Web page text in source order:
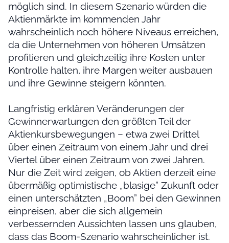
möglich sind. In diesem Szenario würden die
Aktienmärkte im kommenden Jahr
wahrscheinlich noch höhere Niveaus erreichen,
da die Unternehmen von höheren Umsätzen
profitieren und gleichzeitig ihre Kosten unter
Kontrolle halten, ihre Margen weiter ausbauen
und ihre Gewinne steigern könnten.
Langfristig erklären Veränderungen der
Gewinnerwartungen den größten Teil der
Aktienkursbewegungen – etwa zwei Drittel
über einen Zeitraum von einem Jahr und drei
Viertel über einen Zeitraum von zwei Jahren.
Nur die Zeit wird zeigen, ob Aktien derzeit eine
übermäßig optimistische „blasige” Zukunft oder
einen unterschätzten „Boom” bei den Gewinnen
einpreisen, aber die sich allgemein
verbessernden Aussichten lassen uns glauben,
dass das Boom-Szenario wahrscheinlicher ist.